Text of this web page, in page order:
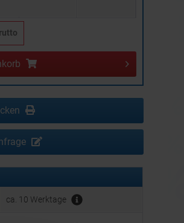
ca. 10 Werktage